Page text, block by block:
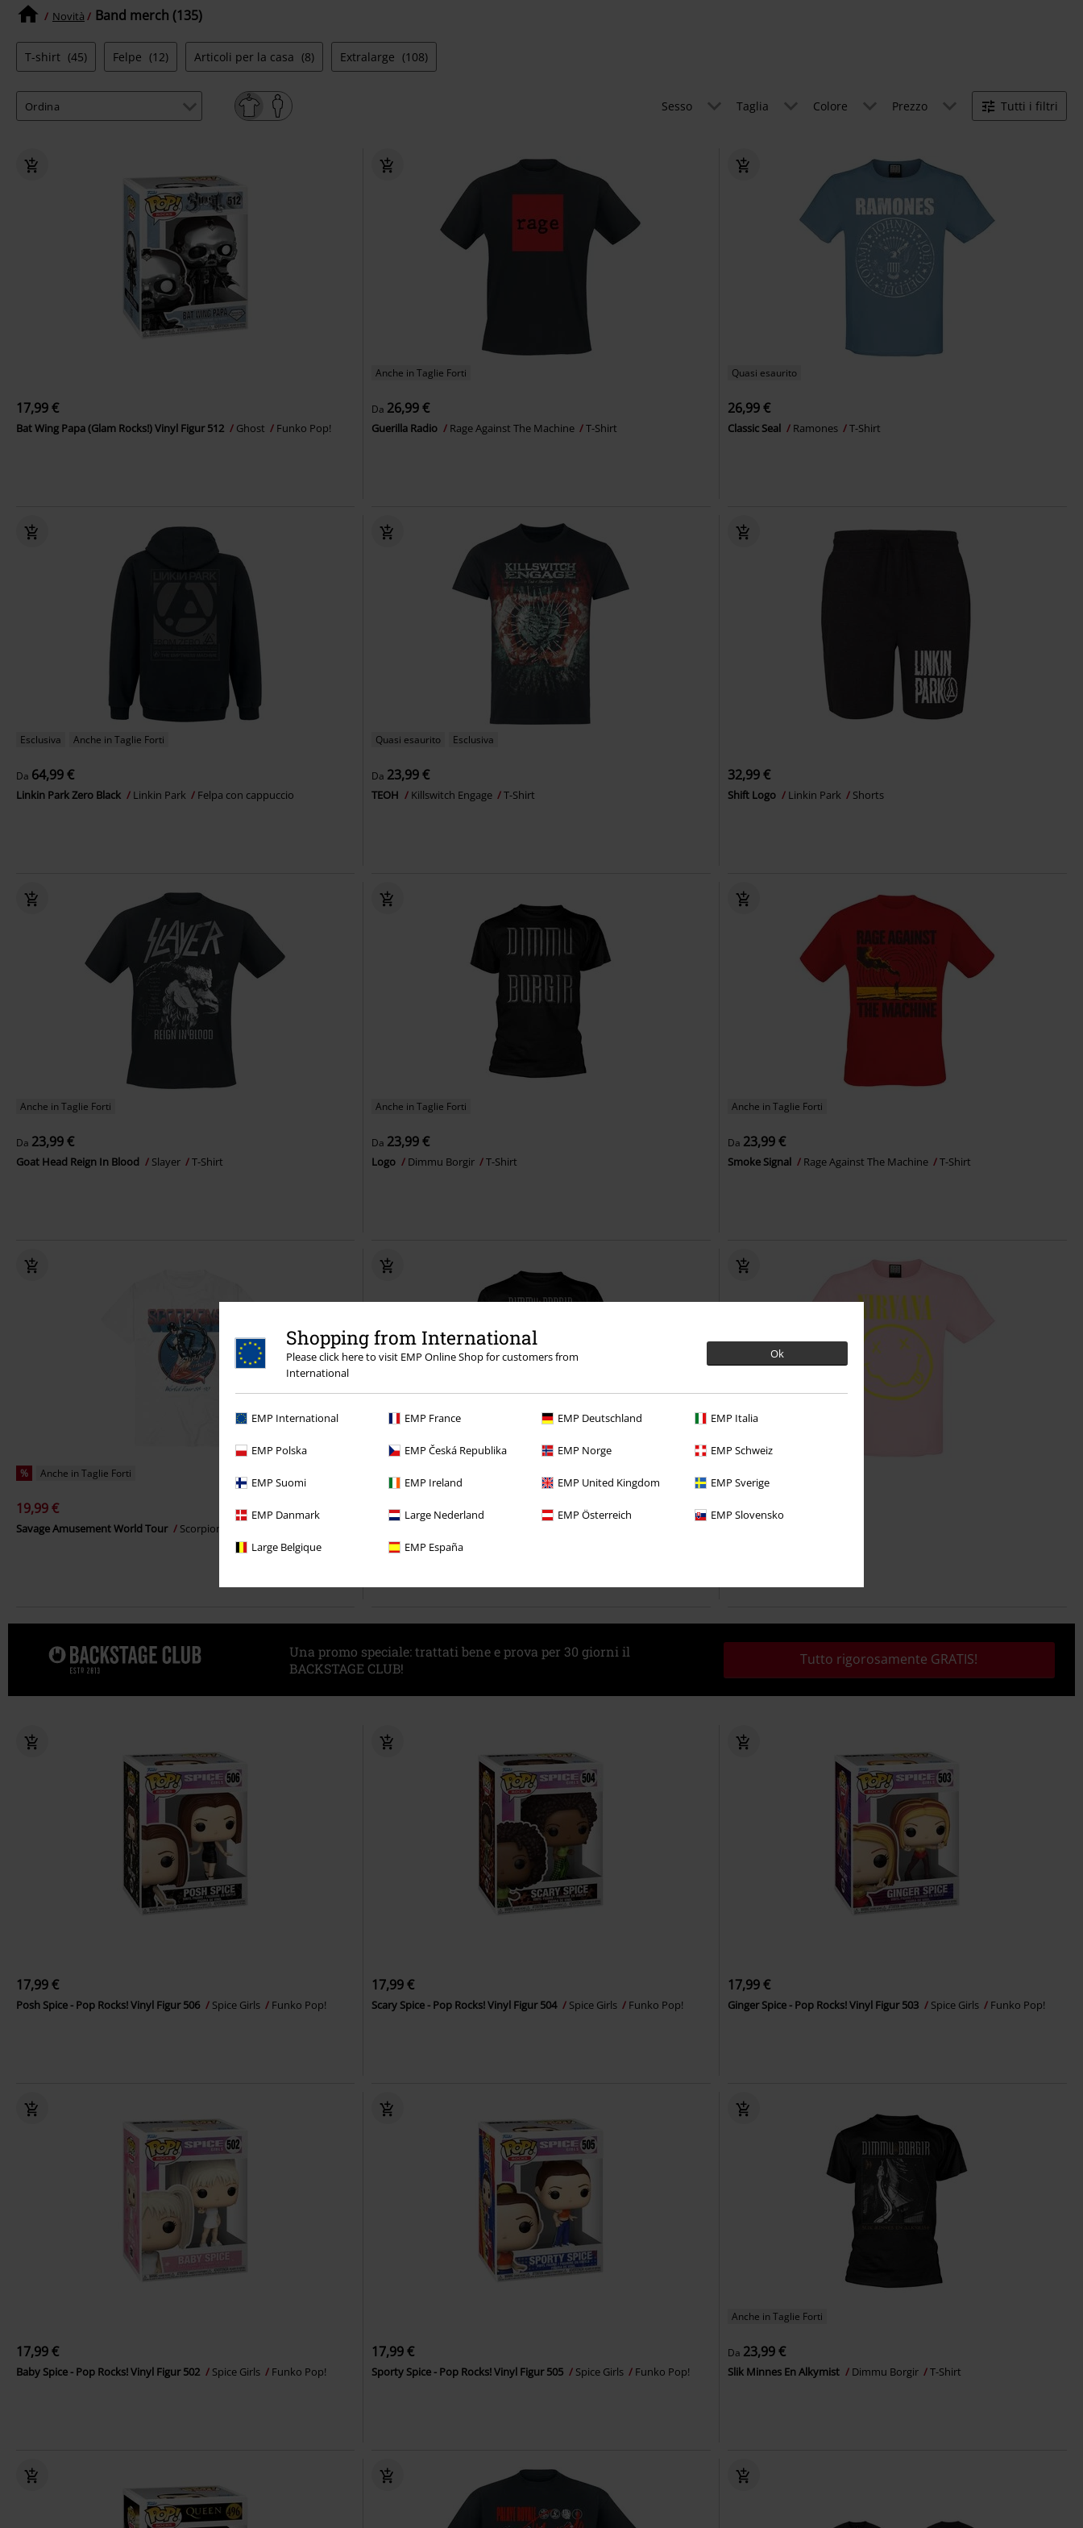
Shopping from International
Please click here to visit EMP Online Shop for customers from
International
Ok
EMP International EMP France EMP Deutschland EMP Italia
EMP Polska EMP Česká Republika EMP Norge EMP Schweiz
EMP Suomi EMP Ireland EMP United Kingdom EMP Sverige
EMP Danmark Large Nederland EMP Österreich EMP Slovensko
Large Belgique EMP España
Novità Band merch (135)
T-shirt (45) Felpe (12) Articoli per la casa (8) Extralarge (108)
Sesso Taglia Colore Prezzo Tutti i filtri
17,99 €
Bat Wing Papa (Glam Rocks!) Vinyl Figur 512 Ghost Funko Pop!
Anche in Taglie Forti
Da 26,99 €
Guerilla Radio Rage Against The Machine T-Shirt
Quasi esaurito
26,99 €
Classic Seal Ramones T-Shirt
Esclusiva Anche in Taglie Forti
Da 64,99 €
Linkin Park Zero Black Linkin Park Felpa con cappuccio
Quasi esaurito Esclusiva
Da 23,99 €
TEOH Killswitch Engage T-Shirt
32,99 €
Shift Logo Linkin Park Shorts
Anche in Taglie Forti
Da 23,99 €
Goat Head Reign In Blood Slayer T-Shirt
Anche in Taglie Forti
Da 23,99 €
Logo Dimmu Borgir T-Shirt
Anche in Taglie Forti
Da 23,99 €
Smoke Signal Rage Against The Machine T-Shirt
% Anche in Taglie Forti
19,99 €
Savage Amusement World Tour Scorpions
19,99 € 26,99 €
Una promo speciale: trattati bene e prova per 30 giorni il
BACKSTAGE CLUB!
Tutto rigorosamente GRATIS!
17,99 €
Posh Spice - Pop Rocks! Vinyl Figur 506 Spice Girls Funko Pop!
17,99 €
Scary Spice - Pop Rocks! Vinyl Figur 504 Spice Girls Funko Pop!
17,99 €
Ginger Spice - Pop Rocks! Vinyl Figur 503 Spice Girls Funko Pop!
17,99 €
Baby Spice - Pop Rocks! Vinyl Figur 502 Spice Girls Funko Pop!
17,99 €
Sporty Spice - Pop Rocks! Vinyl Figur 505 Spice Girls Funko Pop!
Anche in Taglie Forti
Da 23,99 €
Slik Minnes En Alkymist Dimmu Borgir T-Shirt